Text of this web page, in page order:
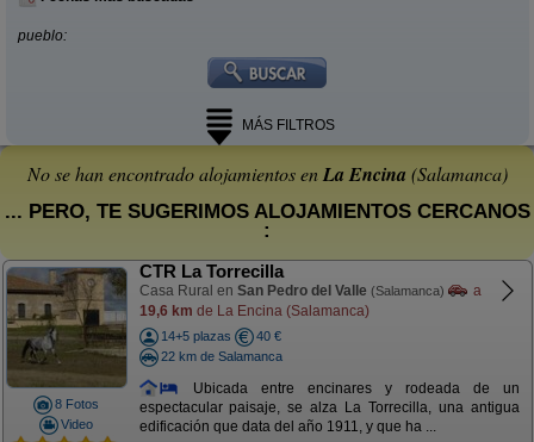
pueblo:
MÁS FILTROS
No se han encontrado alojamientos enLa Encina (Salamanca)
... PERO, TE SUGERIMOS ALOJAMIENTOS CERCANOS
:
8 Fotos
Video
CTR La Torrecilla
Casa Rural en San Pedro del Valle (Salamanca)
a
19,6 km de La Encina (Salamanca)
14+5 plazas
40 €
22 km de Salamanca
Ubicada entre encinares y rodeada de un
espectacular paisaje, se alza La Torrecilla, una antigua
edificación que data del año 1911, y que ha ...